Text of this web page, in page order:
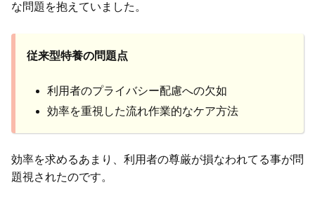
な問題を抱えていました。
従来型特養の問題点
利用者のプライバシー配慮への欠如
効率を重視した流れ作業的なケア方法
効率を求めるあまり、利用者の尊厳が損なわれてる事が問
題視されたのです。